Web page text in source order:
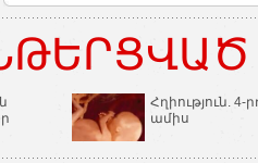
Հղիություն. 4-
ամիս